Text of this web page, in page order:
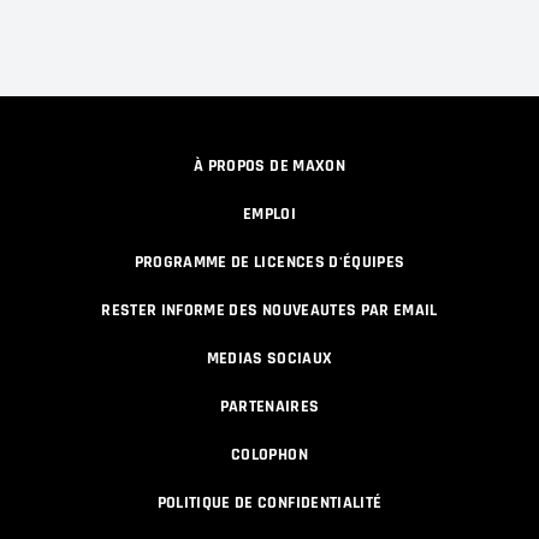
À PROPOS DE MAXON
EMPLOI
PROGRAMME DE LICENCES D'ÉQUIPES
RESTER INFORME DES NOUVEAUTES PAR EMAIL
MEDIAS SOCIAUX
PARTENAIRES
COLOPHON
POLITIQUE DE CONFIDENTIALITÉ